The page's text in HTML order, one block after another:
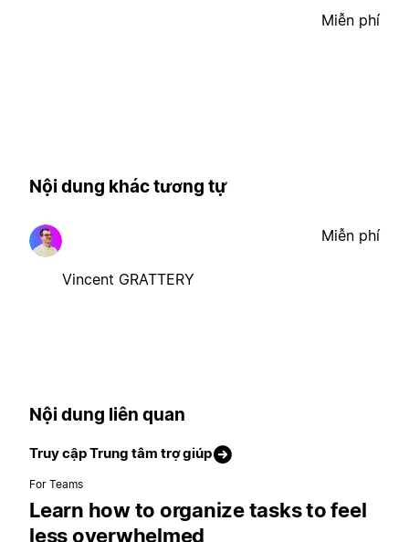
Miễn phí
Nội dung khác tương tự
Vincent GRATTERY
Miễn phí
Nội dung liên quan
Truy cập Trung tâm trợ giúp
For Teams
Learn how to organize tasks to feel
less overwhelmed